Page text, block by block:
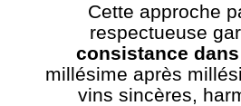
Cette approche
respectueuse
consistance
millésime après
vins sincères,